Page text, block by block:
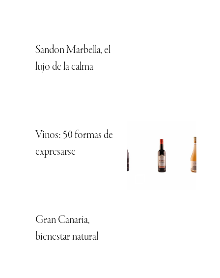
Sandon Marbella, el
lujo de la calma
Vinos: 50 formas de
expresarse
Gran Canaria,
bienestar natural